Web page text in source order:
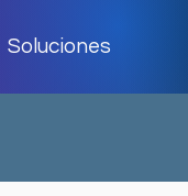
Soluciones